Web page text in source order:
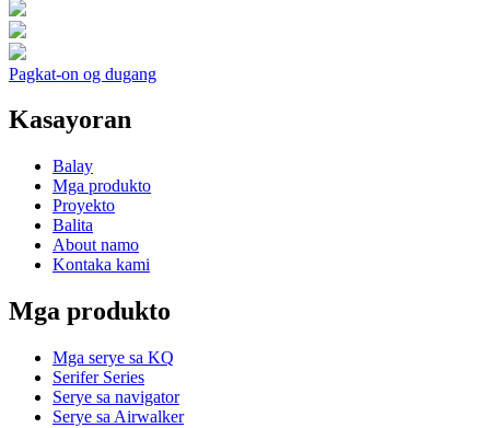
Pagkat-on og dugang
Kasayoran
Balay
Mga produkto
Proyekto
Balita
About namo
Kontaka kami
Mga produkto
Mga serye sa KQ
Serifer Series
Serye sa navigator
Serye sa Airwalker